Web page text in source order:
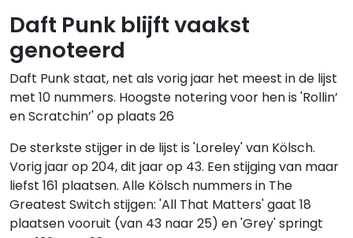
Daft Punk blijft vaakst
genoteerd
Daft Punk staat, net als vorig jaar het meest in de lijst
met 10 nummers. Hoogste notering voor hen is 'Rollin’
en Scratchin’' op plaats 26
De sterkste stijger in de lijst is 'Loreley' van Kölsch.
Vorig jaar op 204, dit jaar op 43. Een stijging van maar
liefst 161 plaatsen. Alle Kölsch nummers in The
Greatest Switch stijgen: 'All That Matters' gaat 18
plaatsen vooruit (van 43 naar 25) en 'Grey' springt